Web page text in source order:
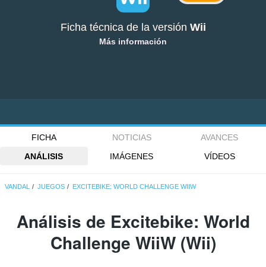
Ficha técnica de la versión Wii
Más información
FICHA NOTICIAS
AVANCES
ANÁLISIS
IMÁGENES VÍDEOS
VANDAL JUEGOS EXCITEBIKE: WORLD CHALLENGE WIIW
Análisis de Excitebike: World
Challenge WiiW(Wii)